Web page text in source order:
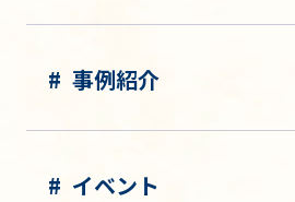
事例紹介
イベント